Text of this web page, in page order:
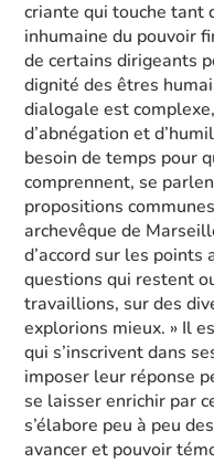
criante qui touche tant
inhumaine du pouvoir
de certains dirigeants
dignité des êtres
dialogale est
d’abnégation et
besoin de temps pour
comprennent, se
propositions
archevêque de
d’accord sur les
questions qui restent
travaillions, sur des
explorions mieux. » Il
qui s’inscrivent dans
imposer leur réponse
se laisser enrichir par
s’élabore peu à peu
avancer et pouvoir